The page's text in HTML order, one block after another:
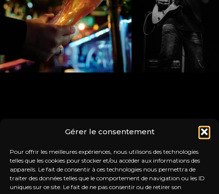
Gérer le consentement
Pour offrir les meilleures expériences, nous utilisons des technologies
telles que les cookies pour stocker et/ou accéder aux informations des
appareils. Le fait de consentir à ces technologies nous permettra de
traiter des données telles que le comportement de navigation ou les ID
uniques sur ce site. Le fait de ne pas consentir ou de retirer son